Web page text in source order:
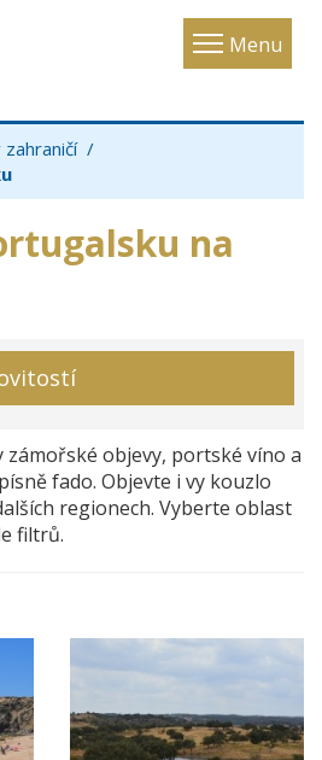
Menu
Toggle
na
objevy, portské víno a
fado. Objevte i vy kouzlo
regionech. Vyberte oblast
filtrů.